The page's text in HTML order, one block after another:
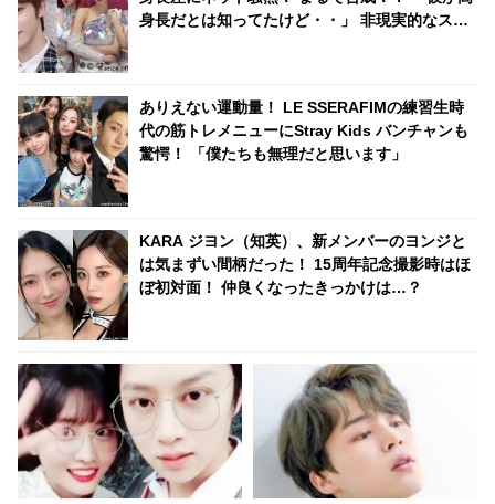
熱い人気を証明
身長だとは知ってたけど・・」 非現実的なスタ
ありえない運動量！ LE SSERAFIMの練習生時
代の筋トレメニューにStray Kids バンチャンも
驚愕！ 「僕たちも無理だと思います」
KARA ジヨン（知英）、新メンバーのヨンジと
は気まずい間柄だった！ 15周年記念撮影時はほ
ぼ初対面！ 仲良くなったきっかけは…？